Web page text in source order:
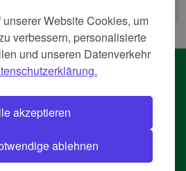
Website Cookies, um
verbessern, personalisierte
und unseren Datenverkehr
akzeptieren
ablehnen
2026 AtlasBig.com